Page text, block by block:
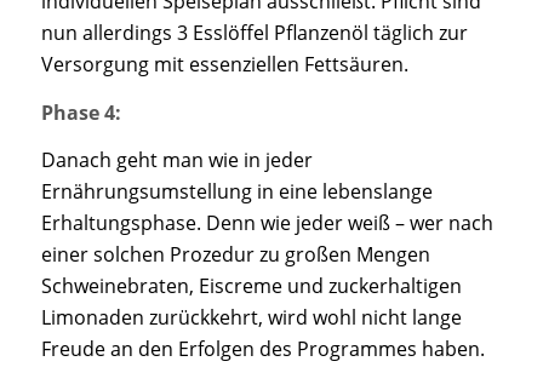
nun allerdings 3 Esslöffel Pflanzenöl täglich zur
Versorgung mit essenziellen Fettsäuren.
Phase 4:
Danach geht man wie in jeder
Ernährungsumstellung in eine lebenslange
Erhaltungsphase. Denn wie jeder weiß – wer nach
einer solchen Prozedur zu großen Mengen
Schweinebraten, Eiscreme und zuckerhaltigen
Limonaden zurückkehrt, wird wohl nicht lange
Freude an den Erfolgen des Programmes haben.